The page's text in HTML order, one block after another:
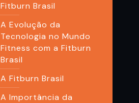
Fitburn Brasil
A Evolução da
Tecnologia no Mundo
Fitness com a Fitburn
Brasil
A Fitburn Brasil
A Importância da